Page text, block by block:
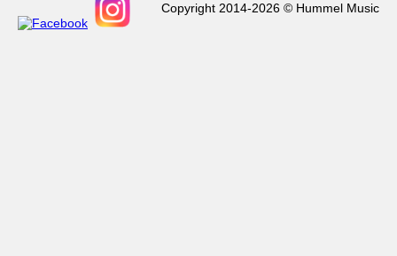
Copyright 2014-2026 © Hummel Music